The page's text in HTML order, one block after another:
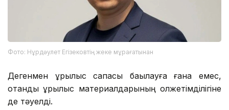
Фото: Нұрдәулет Егізековтің жеке мұрағатынан
Дегенмен құрылыс сапасы бақылауға ғана емес,
отандық құрылыс материалдарының қолжетімділігіне
де тәуелді.